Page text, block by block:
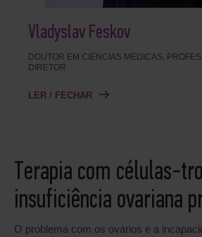
Vladyslav Feskov
DOUTOR EM CIÊNCIAS MÉDICAS,
DIRETOR
LER / FECHAR
Terapia com células-
insuficiência ovariana
O problema com os ovários e a